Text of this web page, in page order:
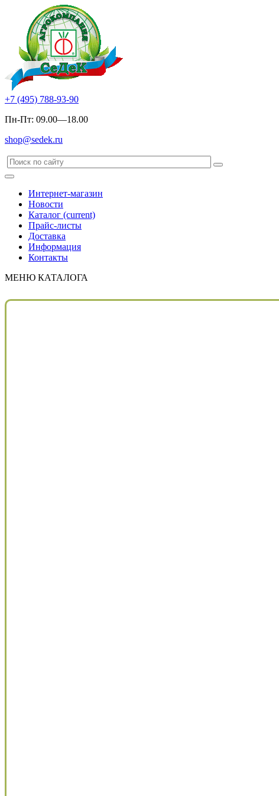
+7 (495) 788-93-90
Пн-Пт: 09.00—18.00
shop@sedek.ru
Интернет-магазин
Новости
Каталог (current)
Прайс-листы
Доставка
Информация
Контакты
МЕНЮ КАТАЛОГА